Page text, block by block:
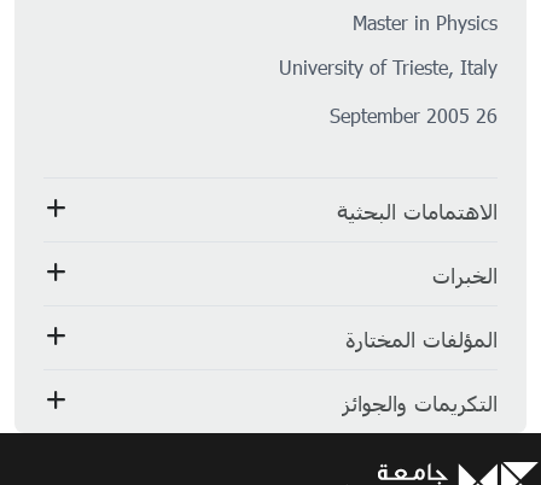
Master in Physics
University of Trieste, Italy
26 September 2005
الاهتمامات البحثية
الخبرات
المؤلفات المختارة
التكريمات والجوائز